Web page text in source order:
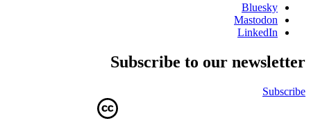
Bluesky
Mastodon
LinkedIn
Subscribe to our newsletter
Subscribe